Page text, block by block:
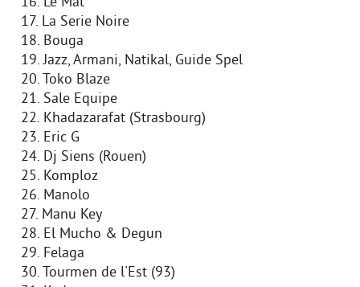
17. La Serie Noire
18. Bouga
19. Jazz, Armani, Natikal, Guide Spel
20. Toko Blaze
21. Sale Equipe
22. Khadazarafat (Strasbourg)
23. Eric G
24. Dj Siens (Rouen)
25. Komploz
26. Manolo
27. Manu Key
28. El Mucho & Degun
29. Felaga
30. Tourmen de l'Est (93)